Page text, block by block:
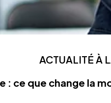
ACTUALITÉ À
: ce que change la